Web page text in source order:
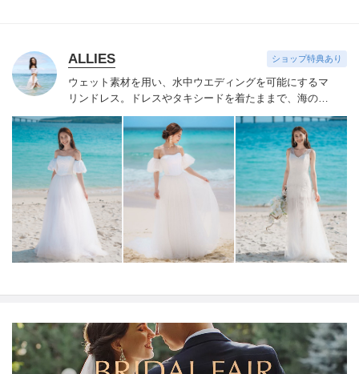
ALLIES ショップ特典あり
ウェット素材を用い、水中ウエディングを可能にするマ
リンドレス。
ドレスやタキシードを着たままで、海の中
や砂の上、プール、マリンアクティビティでのご使用も
していただけます。これまでにはなかった、自由でフォ
トジェニックな撮影をお楽しみください。